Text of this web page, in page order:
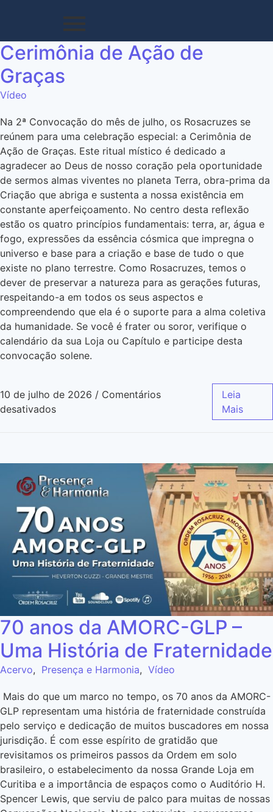
Cerimônia de Ação de
Graças
Vídeo
Na 2ª Convocação do mês de julho, os Rosacruzes se
reúnem para uma celebração especial: a Cerimônia de
Ação de Graças. Este ritual místico é dedicado a
agradecer ao Deus de nosso coração pela oportunidade
de sermos almas viventes no planeta Terra, obra-prima da
Criação que abriga e sustenta a nossa existência em
constante aperfeiçoamento. No centro desta reflexão
estão os quatro princípios fundamentais: terra, ar, água e
fogo, expressões da essência cósmica que impregna o
universo e base para a criação e base de tudo o que
existe no plano terrestre. Como Rosacruzes, temos o
dever de preservar a natureza para as gerações futuras,
respeitando-a em todos os seus aspectos e
compreendendo que ela é o suporte para a alma coletiva
da humanidade. Se você é frater ou soror, verifique o
calendário da sua Loja ou Capítulo e participe desta
convocação solene.
10 de julho de 2026 / Comentários
desativados
Leia
Mais
70 anos da AMORC-GLP –
Uma História de Fraternidade
Acervo, Presença e Harmonia, Vídeo
Mais do que um marco no tempo, os 70 anos da AMORC-
GLP representam uma história de fraternidade construída
pelo serviço e dedicação de muitos buscadores em nossa
jurisdição. É com esse espírito de gratidão que
revisitamos os primeiros passos da Ordem em solo
brasileiro, o estabelecimento da nossa Grande Loja em
Curitiba e a importância de espaços como o Auditório H.
Spencer Lewis, que serviu de palco para muitas de nossas